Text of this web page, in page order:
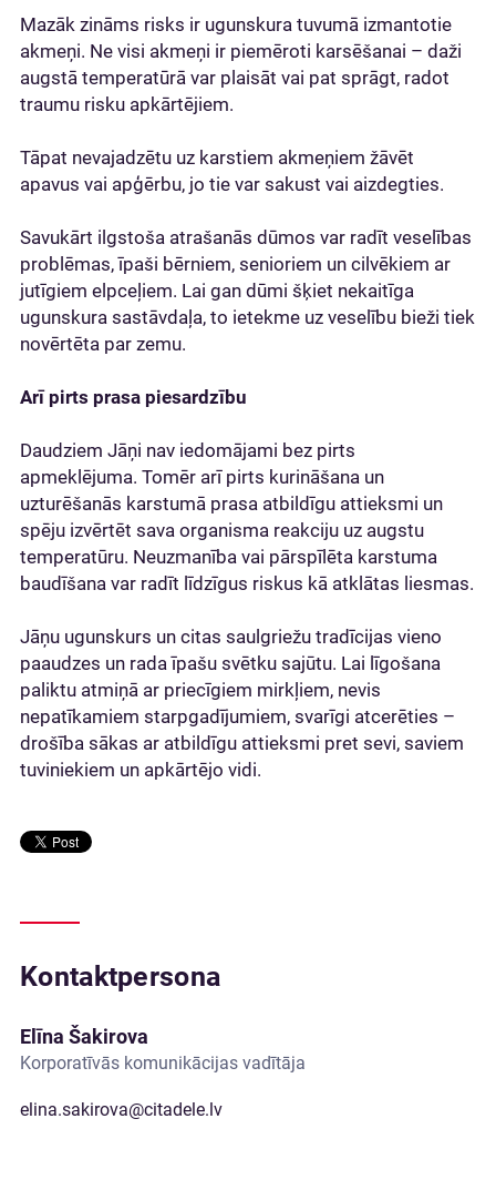
Mazāk zināms risks ir ugunskura tuvumā izmantotie
akmeņi. Ne visi akmeņi ir piemēroti karsēšanai – daži
augstā temperatūrā var plaisāt vai pat sprāgt, radot
traumu risku apkārtējiem.
Tāpat nevajadzētu uz karstiem akmeņiem žāvēt
apavus vai apģērbu, jo tie var sakust vai aizdegties.
Savukārt ilgstoša atrašanās dūmos var radīt veselības
problēmas, īpaši bērniem, senioriem un cilvēkiem ar
jutīgiem elpceļiem. Lai gan dūmi šķiet nekaitīga
ugunskura sastāvdaļa, to ietekme uz veselību bieži tiek
novērtēta par zemu.
Arī pirts prasa piesardzību
Daudziem Jāņi nav iedomājami bez pirts
apmeklējuma. Tomēr arī pirts kurināšana un
uzturēšanās karstumā prasa atbildīgu attieksmi un
spēju izvērtēt sava organisma reakciju uz augstu
temperatūru. Neuzmanība vai pārspīlēta karstuma
baudīšana var radīt līdzīgus riskus kā atklātas liesmas.
Jāņu ugunskurs un citas saulgriežu tradīcijas vieno
paaudzes un rada īpašu svētku sajūtu. Lai līgošana
paliktu atmiņā ar priecīgiem mirkļiem, nevis
nepatīkamiem starpgadījumiem, svarīgi atcerēties –
drošība sākas ar atbildīgu attieksmi pret sevi, saviem
tuviniekiem un apkārtējo vidi.
Kontaktpersona
Elīna Šakirova
Korporatīvās komunikācijas vadītāja
elina.sakirova@citadele.lv